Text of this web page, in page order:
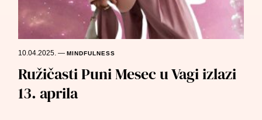
10.04.2025.—MINDFULNESS
Ružičasti Puni Mesec u Vagi izlazi
13. aprila